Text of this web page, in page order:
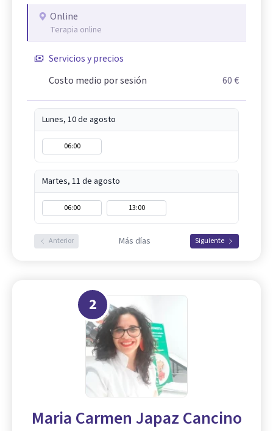
Online
Terapia online
Servicios y precios
Costo medio por sesión
60 €
Lunes, 10 de agosto
06:00
Martes, 11 de agosto
06:00 13:00
Anterior Más días Siguiente
2
Maria Carmen Japaz Cancino